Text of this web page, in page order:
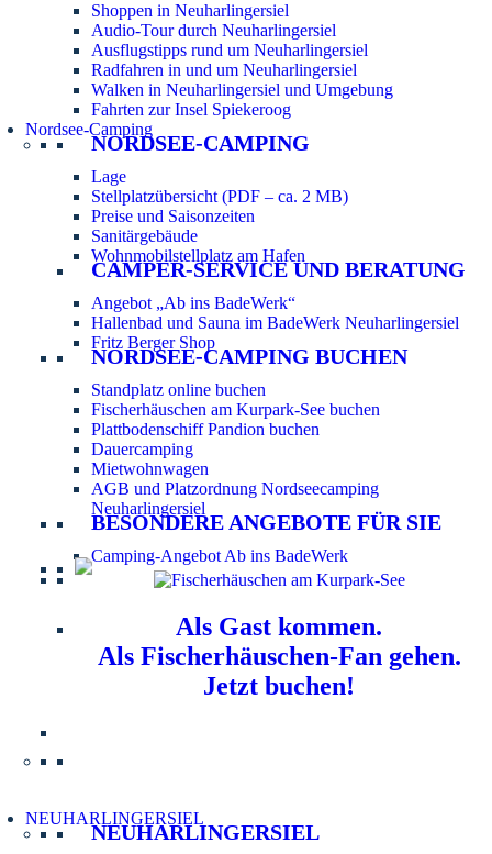
Shoppen in Neuharlingersiel
Audio-Tour durch Neuharlingersiel
Ausflugstipps rund um Neuharlingersiel
Radfahren in und um Neuharlingersiel
Walken in Neuharlingersiel und Umgebung
Fahrten zur Insel Spiekeroog
Nordsee-Camping
NORDSEE-CAMPING
Lage
Stellplatzübersicht (PDF – ca. 2 MB)
Preise und Saisonzeiten
Sanitärgebäude
Wohnmobilstellplatz am Hafen
CAMPER-SERVICE UND BERATUNG
Angebot „Ab ins BadeWerk“
Hallenbad und Sauna im BadeWerk Neuharlingersiel
Fritz Berger Shop
NORDSEE-CAMPING BUCHEN
Standplatz online buchen
Fischerhäuschen am Kurpark-See buchen
Plattbodenschiff Pandion buchen
Dauercamping
Mietwohnwagen
AGB und Platzordnung Nordseecamping
Neuharlingersiel
BESONDERE ANGEBOTE FÜR SIE
Camping-Angebot Ab ins BadeWerk
Als Gast kommen.
Als Fischerhäuschen-Fan gehen.
Jetzt buchen!
NEUHARLINGERSIEL
NEUHARLINGERSIEL